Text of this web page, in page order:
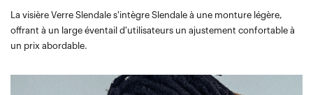
La visière Verre Slendale s'intègre Slendale à une monture légère,
offrant à un large éventail d'utilisateurs un ajustement confortable à
un prix abordable.